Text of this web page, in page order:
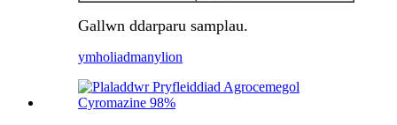
Gallwn ddarparu samplau.
ymholiadmanylion